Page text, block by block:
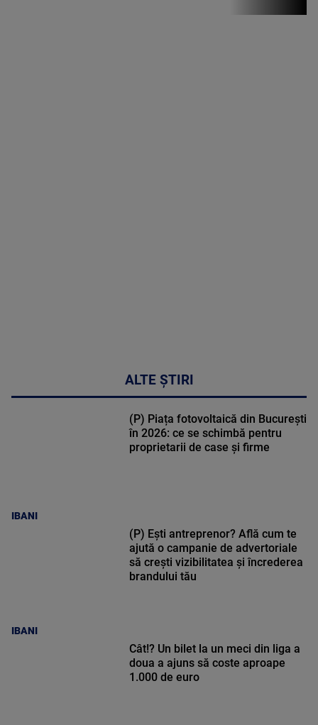
ALTE ȘTIRI
IBANI
(P) Piața fotovoltaică din București
în 2026: ce se schimbă pentru
proprietarii de case și firme
IBANI
(P) Ești antreprenor? Află cum te
ajută o campanie de advertoriale
să crești vizibilitatea și încrederea
brandului tău
Cât!? Un bilet la un meci din liga a
doua a ajuns să coste aproape
1.000 de euro